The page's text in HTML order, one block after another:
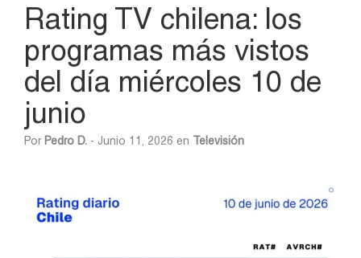
Rating TV chilena: los
programas más vistos
del día miércoles 10 de
junio
Por Pedro D. - Junio 11, 2026 en Televisión